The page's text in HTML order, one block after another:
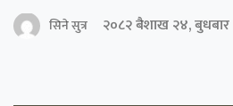
सिने सुत्र
२०८२ बैशाख २४, बुधबार